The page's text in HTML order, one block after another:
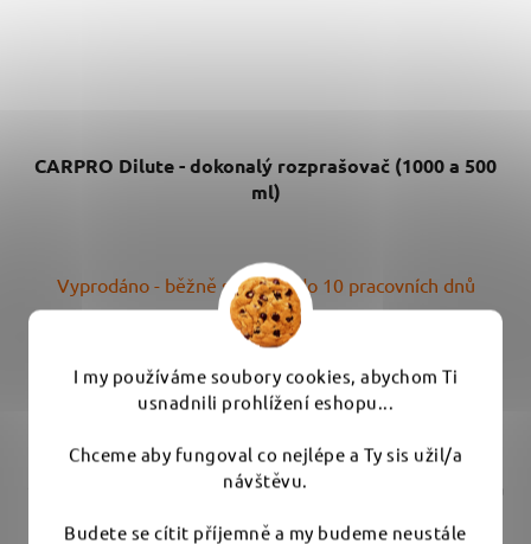
I my používáme soubory cookies, abychom Ti
usnadnili prohlížení eshopu...
Chceme aby fungoval co nejlépe a Ty sis užil/a
návštěvu.
Budete se cítit příjemně a my budeme neustále
CARPRO Dilute - dokonalý rozprašovač (1000 a 500
ml)
Průměrné
hodnocení
produktu
5,0
5
hvězdiček.
Vyprodáno - běžně skladem do 10 pracovních dnů
139 Kč
DETAIL
Chytrý mixovací rozprašovač od CarPro. Objem 500 ml a
1000 ml Balení včetně...